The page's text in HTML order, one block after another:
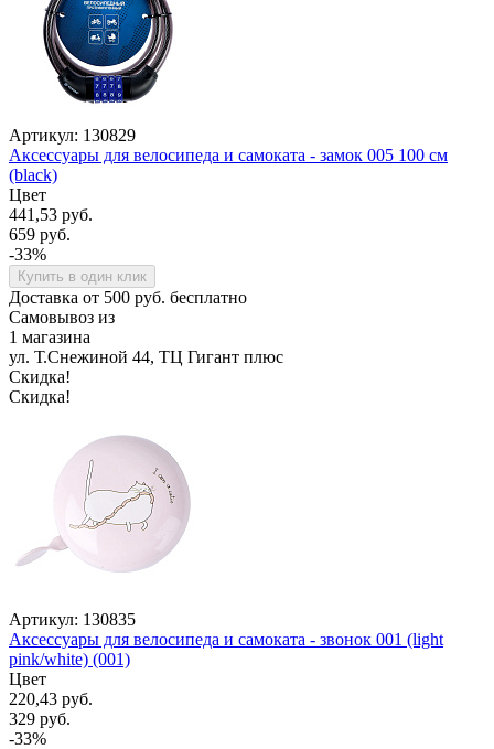
Артикул: 130829
Аксессуары для велосипеда и самоката - замок 005 100 см
(black)
Цвет
441,53 руб.
659 руб.
-33%
Купить в один клик
Доставка от 500 руб. бесплатно
Самовывоз из
1 магазина
ул. Т.Снежиной 44, ТЦ Гигант плюс
Скидка!
Скидка!
Артикул: 130835
Аксессуары для велосипеда и самоката - звонок 001 (light
pink/white) (001)
Цвет
220,43 руб.
329 руб.
-33%